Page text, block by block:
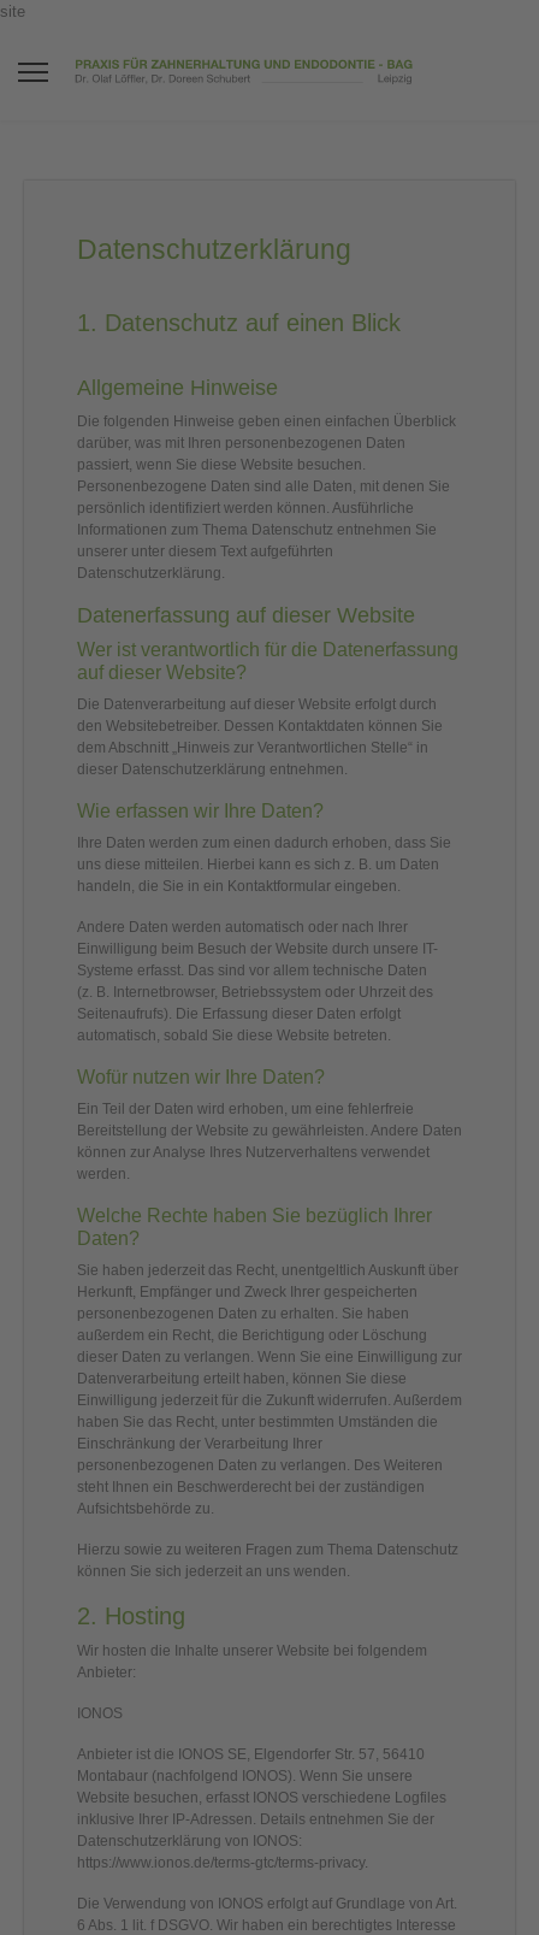
site
Datenschutz­erklärung
1. Datenschutz auf einen Blick
Allgemeine Hinweise
Die folgenden Hinweise geben einen einfachen Überblick
darüber, was mit Ihren personenbezogenen Daten
passiert, wenn Sie diese Website besuchen.
Personenbezogene Daten sind alle Daten, mit denen Sie
persönlich identifiziert werden können. Ausführliche
Informationen zum Thema Datenschutz entnehmen Sie
unserer unter diesem Text aufgeführten
Datenschutzerklärung.
Datenerfassung auf dieser Website
Wer ist verantwortlich für die Datenerfassung
auf dieser Website?
Die Datenverarbeitung auf dieser Website erfolgt durch
den Websitebetreiber. Dessen Kontaktdaten können Sie
dem Abschnitt „Hinweis zur Verantwortlichen Stelle“ in
dieser Datenschutzerklärung entnehmen.
Wie erfassen wir Ihre Daten?
Ihre Daten werden zum einen dadurch erhoben, dass Sie
uns diese mitteilen. Hierbei kann es sich z. B. um Daten
handeln, die Sie in ein Kontaktformular eingeben.
Andere Daten werden automatisch oder nach Ihrer
Einwilligung beim Besuch der Website durch unsere IT-
Systeme erfasst. Das sind vor allem technische Daten
(z. B. Internetbrowser, Betriebssystem oder Uhrzeit des
Seitenaufrufs). Die Erfassung dieser Daten erfolgt
automatisch, sobald Sie diese Website betreten.
Wofür nutzen wir Ihre Daten?
Ein Teil der Daten wird erhoben, um eine fehlerfreie
Bereitstellung der Website zu gewährleisten. Andere Daten
können zur Analyse Ihres Nutzerverhaltens verwendet
werden.
Welche Rechte haben Sie bezüglich Ihrer
Daten?
Sie haben jederzeit das Recht, unentgeltlich Auskunft über
Herkunft, Empfänger und Zweck Ihrer gespeicherten
personenbezogenen Daten zu erhalten. Sie haben
außerdem ein Recht, die Berichtigung oder Löschung
dieser Daten zu verlangen. Wenn Sie eine Einwilligung zur
Datenverarbeitung erteilt haben, können Sie diese
Einwilligung jederzeit für die Zukunft widerrufen. Außerdem
haben Sie das Recht, unter bestimmten Umständen die
Einschränkung der Verarbeitung Ihrer
personenbezogenen Daten zu verlangen. Des Weiteren
steht Ihnen ein Beschwerderecht bei der zuständigen
Aufsichtsbehörde zu.
Hierzu sowie zu weiteren Fragen zum Thema Datenschutz
können Sie sich jederzeit an uns wenden.
2. Hosting
Wir hosten die Inhalte unserer Website bei folgendem
Anbieter:
IONOS
Anbieter ist die IONOS SE, Elgendorfer Str. 57, 56410
Montabaur (nachfolgend IONOS). Wenn Sie unsere
Website besuchen, erfasst IONOS verschiedene Logfiles
inklusive Ihrer IP-Adressen. Details entnehmen Sie der
Datenschutzerklärung von IONOS:
https://www.ionos.de/terms-gtc/terms-privacy.
Die Verwendung von IONOS erfolgt auf Grundlage von Art.
6 Abs. 1 lit. f DSGVO. Wir haben ein berechtigtes Interesse